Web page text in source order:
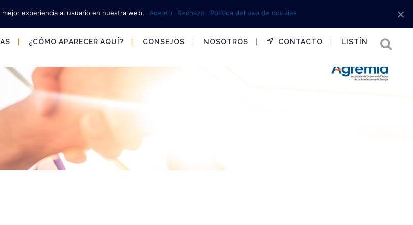
¿CÓMO APARECER AQUÍ? CONSEJOS NOSOTROS CONTACTO LISTÍN
experiencia al usuario en nuestra web. Acepto Rechazo Política del uso de cookies